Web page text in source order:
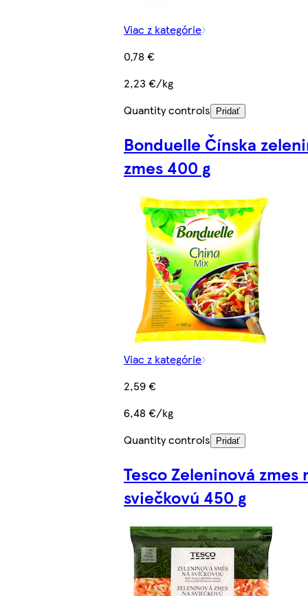
Viac z kategórie
0,78 €
2,23 €/kg
Quantity controls
Pridať
Bonduelle Čínska
zmes 400 g
Viac z kategórie
2,59 €
6,48 €/kg
Quantity controls
Pridať
Tesco Zeleninová zmes
sviečkovú 450 g